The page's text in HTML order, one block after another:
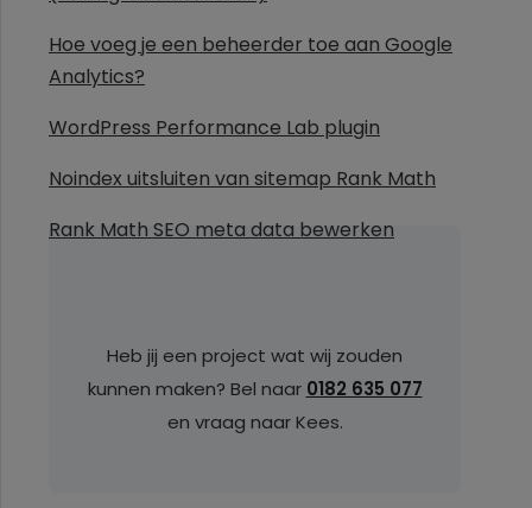
Hoe voeg je een beheerder toe aan Google
Analytics?
WordPress Performance Lab plugin
Noindex uitsluiten van sitemap Rank Math
Rank Math SEO meta data bewerken
Heb jij een project wat wij zouden
kunnen maken? Bel naar 0182 635 077
en vraag naar Kees.